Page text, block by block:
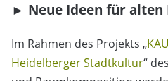
► Neue Ideen für alten
Im Rahmen des Projekts „
Heidelberger Stadtkultur“